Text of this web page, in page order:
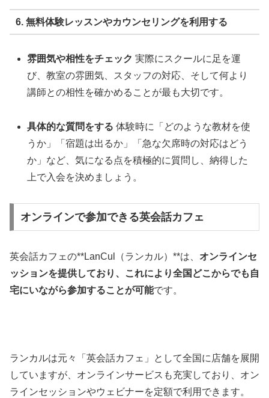
6. 無料体験レッスンやカウンセリングを利用する
雰囲気や相性をチェック 実際にスクールに足を運
び、教室の雰囲気、スタッフの対応、そして何より
講師との相性を確かめることが最も大切です。
具体的な質問をする 体験時に「どのような教材を使
うか」「宿題は出るか」「急な欠席時の対応はどう
か」など、気になる点を積極的に質問し、納得した
上で入会を決めましょう。
オンラインで参加できる英会話カフェ
英会話カフェの**LanCul（ランカル）**は、 オンラインセ
ッションを提供しており、これにより全国どこからでも自
宅にいながら参加することが可能です。
ランカルは元々「英会話カフェ」として全国に店舗を展開
していますが、オンラインサービスも充実しており、オン
ラインセッションやウェビナーを定額で利用できます。